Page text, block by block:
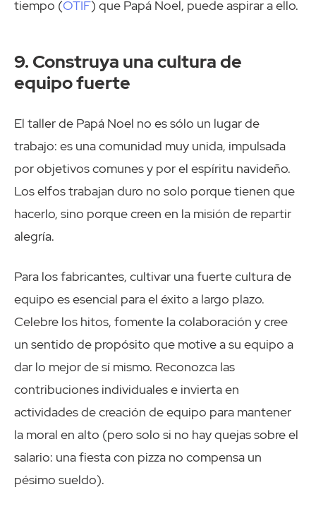
tiempo (OTIF) que Papá Noel, puede aspirar a ello.
9. Construya una cultura de
equipo fuerte
El taller de Papá Noel no es sólo un lugar de
trabajo: es una comunidad muy unida, impulsada
por objetivos comunes y por el espíritu navideño.
Los elfos trabajan duro no solo porque tienen que
hacerlo, sino porque creen en la misión de repartir
alegría.
Para los fabricantes, cultivar una fuerte cultura de
equipo es esencial para el éxito a largo plazo.
Celebre los hitos, fomente la colaboración y cree
un sentido de propósito que motive a su equipo a
dar lo mejor de sí mismo. Reconozca las
contribuciones individuales e invierta en
actividades de creación de equipo para mantener
la moral en alto (pero solo si no hay quejas sobre el
salario: una fiesta con pizza no compensa un
pésimo sueldo).